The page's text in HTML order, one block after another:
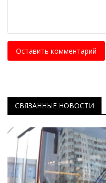
Оставить комментарий
СВЯЗАННЫЕ НОВОСТИ